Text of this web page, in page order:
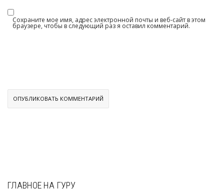
Сохраните мое имя, адрес электронной почты и веб-сайт в этом
браузере, чтобы в следующий раз я оставил комментарий.
ГЛАВНОЕ НА ГУРУ